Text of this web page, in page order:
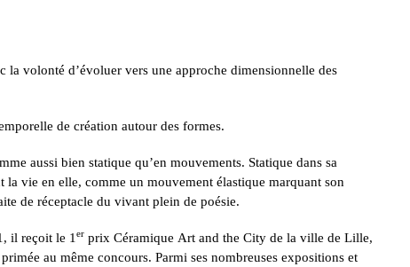
la volonté d’évoluer vers une approche dimensionnelle des
de création autour des formes.
aussi bien statique qu’en mouvements. Statique dans sa
vie en elle, comme un mouvement élastique marquant son
de réceptacle du vivant plein de poésie.
il reçoit le 1er prix Céramique Art and the City de la ville de Lille,
au même concours. Parmi ses nombreuses expositions et